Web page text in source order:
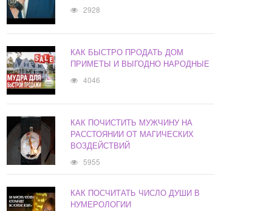
2928
КАК БЫСТРО ПРОДАТЬ ДОМ
ПРИМЕТЫ И ВЫГОДНО НАРОДНЫЕ
4046
КАК ПОЧИСТИТЬ МУЖЧИНУ НА
РАССТОЯНИИ ОТ МАГИЧЕСКИХ
ВОЗДЕЙСТВИЙ
5955
КАК ПОСЧИТАТЬ ЧИСЛО ДУШИ В
НУМЕРОЛОГИИ